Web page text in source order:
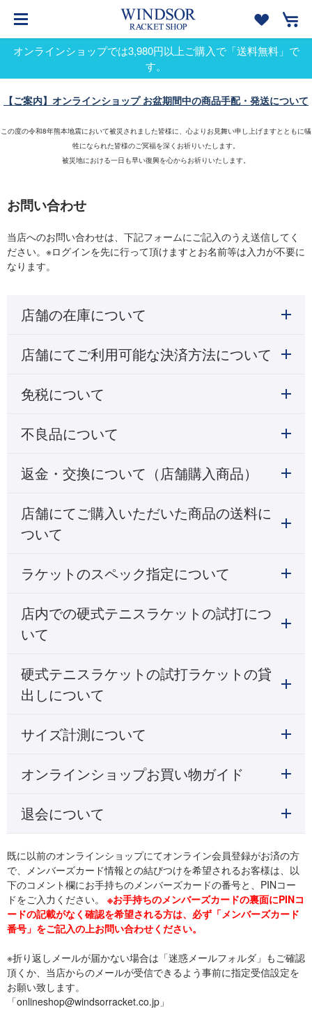
オンラインショップでは3,980円以上ご購入で「送料無料」で
す。
【ご案内】オンラインショップ お盆期間中の商品手配・発送について
この度の令和8年熊本地震において被災されました皆様に、心よりお見舞い申し上げますとともに犠
牲になられた皆様のご冥福を深くお祈りいたします。
被災地における一日も早い復興を心からお祈りいたします。
お問い合わせ
当店へのお問い合わせは、下記フォームにご記入のうえ送信してく
ださい。※ログインを先に行って頂けますとお名前等は入力が不要に
なります。
店舗の在庫について
店舗にてご利用可能な決済方法について
免税について
不良品について
返金・交換について（店舗購入商品）
店舗にてご購入いただいた商品の送料に
ついて
ラケットのスペック指定について
店内での硬式テニスラケットの試打につ
いて
硬式テニスラケットの試打ラケットの貸
出しについて
サイズ計測について
オンラインショップお買い物ガイド
退会について
既に以前のオンラインショップにてオンライン会員登録がお済の方
で、メンバーズカード情報との結びつけを希望されるお客様は、以
下のコメント欄にお手持ちのメンバーズカードの番号と、PINコー
ドをご入力ください。 ※お手持ちのメンバーズカードの裏面にPINコ
ードの記載がなく確認を希望される方は、必ず「メンバーズカード
番号」をご記入の上お問い合わせください。
※折り返しメールが届かない場合は「迷惑メールフォルダ」もご確認
頂くか、当店からのメールが受信できるよう事前に指定受信設定を
お願い致します。
「onlineshop@windsorracket.co.jp」